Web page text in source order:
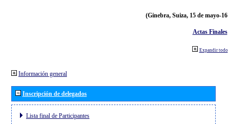
(Ginebra, Suiza, 15 de mayo-
Actas Finales
Expandir todo
Información general
Inscripción de delegados
Lista final de Participantes